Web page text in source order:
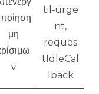
μη
ν
til‑urge
nt,
reques
tIdleCal
lback